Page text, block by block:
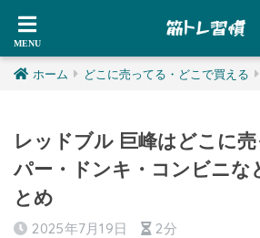
ホーム どこに売ってる・どこで買える
レッドブル 巨峰はどこに
パー・ドンキ・コンビニな
とめ
2025年7月19日 2分